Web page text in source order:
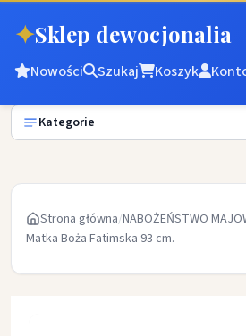
✦Sklep dewocjonalia
Nowości Szukaj Koszyk
Kategorie
Strona główna/NABOŻEŃSTWO
Matka Boża Fatimska 93 cm.